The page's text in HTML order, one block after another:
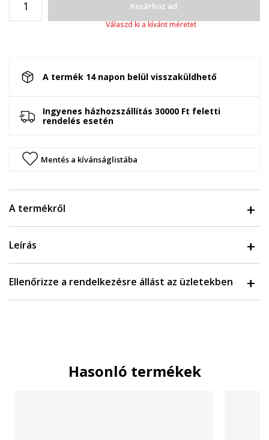
Kosárhoz ad
Válaszd ki a kívánt méretet
A termék 14 napon belül visszaküldhető
Ingyenes házhozszállítás 30000 Ft feletti
rendelés esetén
Mentés a kívánságlistába
A termékről
Leírás
Ellenőrizze a rendelkezésre állást az üzletekben
Hasonló termékek